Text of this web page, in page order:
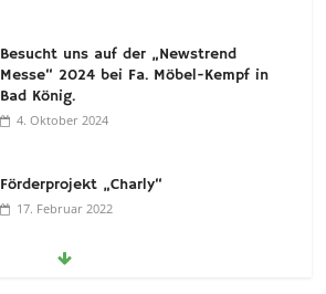
Besucht uns auf der „Newstrend
Messe“ 2024 bei Fa. Möbel-Kempf in
Bad König.
4. Oktober 2024
Förderprojekt „Charly“
17. Februar 2022